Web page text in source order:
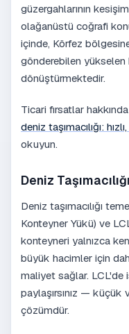
güzergahlarının
olağanüstü coğrafi
içinde, Körfez
gönderebilen yükselen
dönüştürmektedir.
Ticari fırsatlar
deniz taşımacılığı:
okuyun.
Deniz
Deniz taşımacılığı
Konteyner Yükü) ve
konteyneri yalnızca
büyük hacimler için
maliyet sağlar. LCL'de
paylaşırsınız —
çözümdür.